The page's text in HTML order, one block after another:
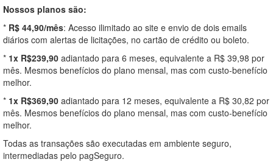
Nossos planos são:
* R$ 44,90/mês: Acesso ilimitado ao site e envio de dois emails
diários com alertas de licitações, no cartão de crédito ou boleto.
* 1x R$239,90 adiantado para 6 meses, equivalente a R$ 39,98 por
mês. Mesmos benefícios do plano mensal, mas com custo-benefício
melhor.
* 1x R$369,90 adiantado para 12 meses, equivalente a R$ 30,82 por
mês. Mesmos benefícios do plano mensal, mas com custo-benefício
melhor.
Todas as transações são executadas em ambiente seguro,
intermediadas pelo pagSeguro.